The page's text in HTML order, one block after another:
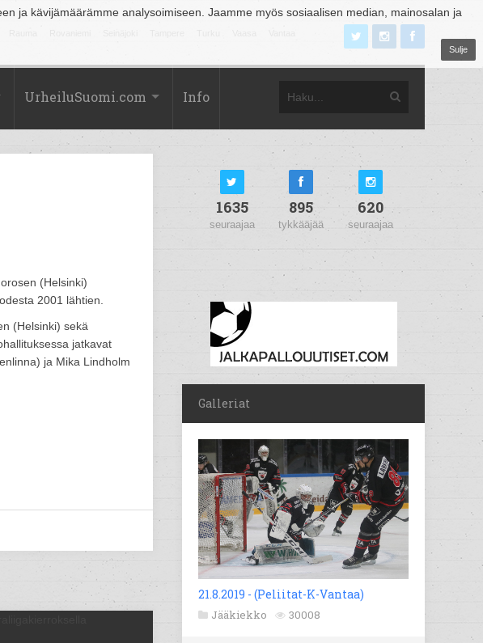
ja kävijämäärämme analysoimiseen. Jaamme myös sosiaalisen median, mainosalan ja
Sulje
UrheiluSuomi.com Info
(Helsinki)
2001 lähtien.
(Helsinki) sekä
jatkavat
ja Mika Lindholm
1635
seuraajaa
895
tykkääjää
620
seuraajaa
Galleriat
21.8.2019 - (Peliitat-K-Vantaa)
Jääkiekko 30008